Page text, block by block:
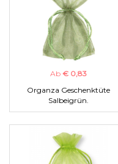
Ab € 0,83
Organza Geschenktüte
Salbeigrün.